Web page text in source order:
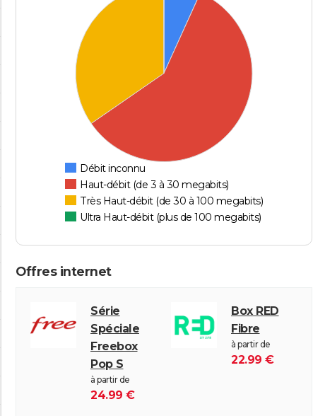
Débit inconnu
Haut-débit (de 3 à 30 megabits)
Très Haut-débit (de 30 à 100 megabits)
Ultra Haut-débit (plus de 100 megabits)
Offres internet
Série
Spéciale
Freebox
Pop S
à partir de
24.99 €
Box RED
Fibre
à partir de
22.99 €